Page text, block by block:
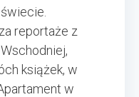
reportaże z
książek, w
w